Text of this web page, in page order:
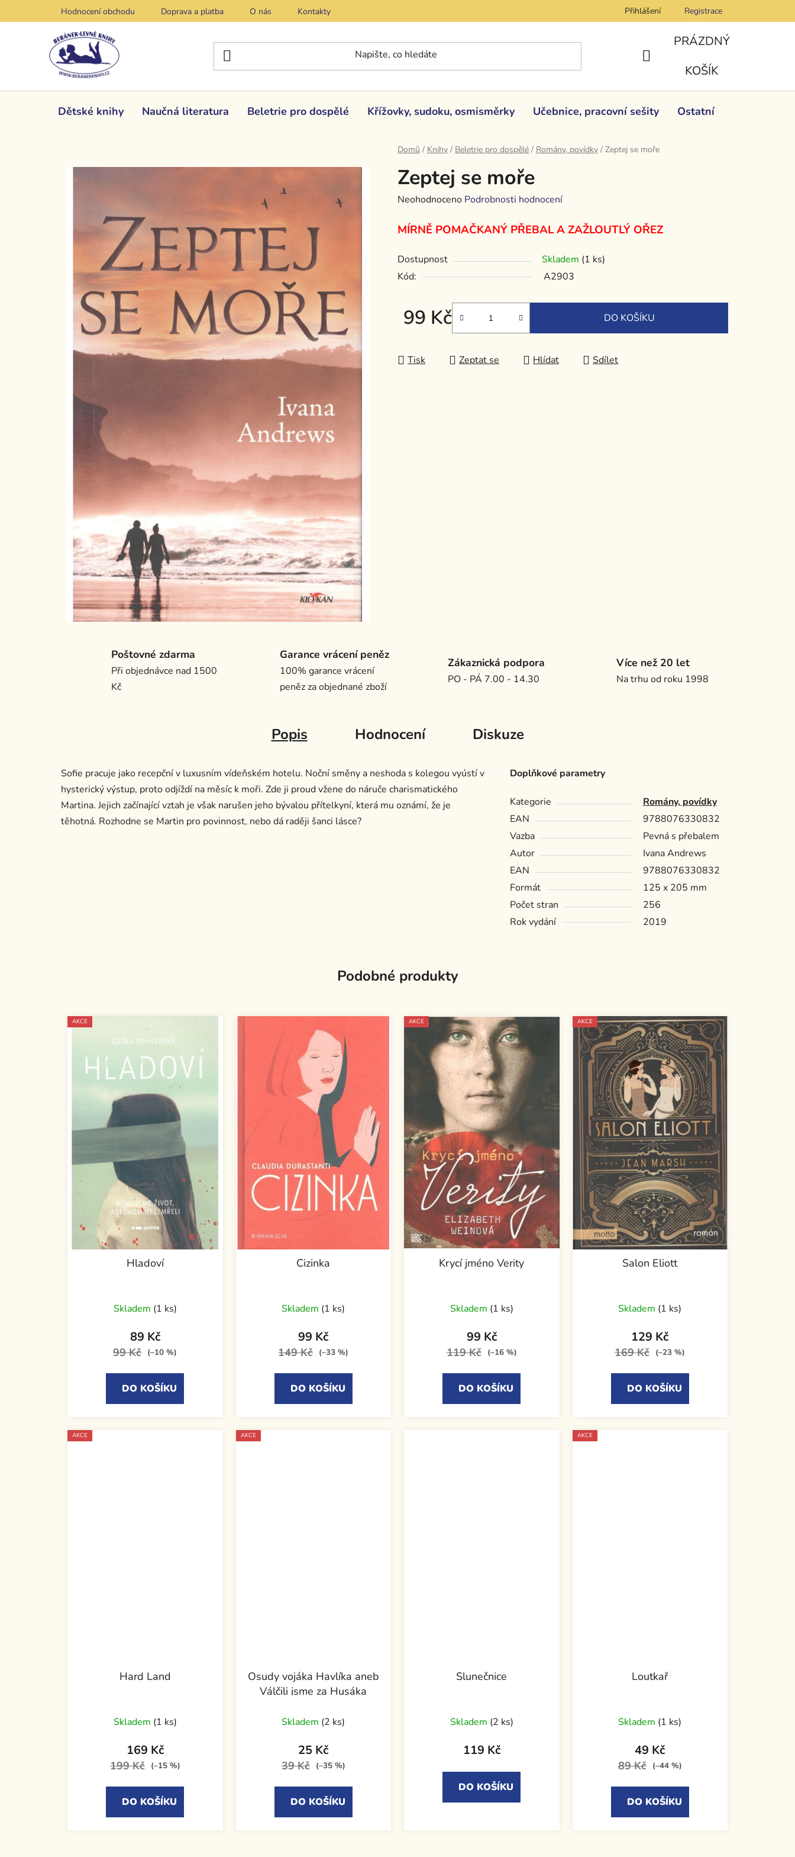
na
Hodnocení obchodu Doprava a platba O nás Kontakty Přihlášení Registrace
NÁKUPNÍ
PRÁZDNÝ
KOŠÍK
Dětské knihy Naučná literatura Beletrie pro dospělé Křížovky, sudoku, osmisměrky Učebnice, pracovní sešity Ostatní
Domů / Knihy / Beletrie pro dospělé / Romány, povídky / Zeptej se moře
Zeptej se moře
Průměrné
produktu
0,0
z
hvězdiček.
Neohodnoceno Podrobnosti hodnocení
MÍRNĚ POMAČKANÝ PŘEBAL A ZAŽLOUTLÝ OŘEZ
Dostupnost Skladem (1 ks)
Kód:
A2903
99 Kč
Měrná cena:
DO KOŠÍKU
Tisk Zeptat se Hlídat Sdílet
Poštovné zdarma
Při objednávce nad 1500
Kč
Garance vrácení peněz
100% garance vrácení
peněz za objednané zboží
Zákaznická podpora
PO - PÁ 7.00 - 14.30
Více než 20 let
Na trhu od roku 1998
Popis Hodnocení Diskuze
Sofie pracuje jako recepční v luxusním vídeňském hotelu. Noční směny a neshoda s kolegou vyústí v
hysterický výstup, proto odjíždí na měsíc k moři. Zde ji proud vžene do náruče charismatického
Martina. Jejich začínající vztah je však narušen jeho bývalou přítelkyní, která mu oznámí, že je
těhotná. Rozhodne se Martin pro povinnost, nebo dá raději šanci lásce?
Doplňkové parametry
Kategorie
Romány, povídky
EAN
9788076330832
Vazba
Pevná s přebalem
Autor
Ivana Andrews
EAN
9788076330832
Formát
125 x 205 mm
Počet stran
256
Rok vydání
2019
Podobné produkty
AKCE
Hladoví
Skladem (1 ks)
89 Kč
99 Kč (–10 %)
DO KOŠÍKU
Cizinka
Skladem (1 ks)
99 Kč
149 Kč (–33 %)
DO KOŠÍKU
AKCE
Krycí jméno Verity
Skladem (1 ks)
99 Kč
119 Kč (–16 %)
DO KOŠÍKU
AKCE
Salon Eliott
Skladem (1 ks)
129 Kč
169 Kč (–23 %)
DO KOŠÍKU
AKCE
Hard Land
Skladem (1 ks)
169 Kč
199 Kč (–15 %)
DO KOŠÍKU
AKCE
Osudy vojáka Havlíka aneb
Válčili jsme za Husáka
Skladem (2 ks)
25 Kč
39 Kč (–35 %)
DO KOŠÍKU
Slunečnice
Skladem (2 ks)
119 Kč
DO KOŠÍKU
AKCE
Loutkař
Skladem (1 ks)
49 Kč
89 Kč (–44 %)
DO KOŠÍKU